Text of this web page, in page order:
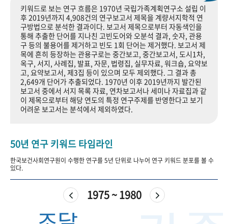
기록물 아카이브
사진 아카이브 문서 기록물 행정박물 영상 기록물
+1주년 기념
성과 50선 숫자로 보는 50년 50+1주년 광장
세계와 함께 한 KIHASA
VR 역사관
키워드로 보는 연구 흐름은 1970년 국립가족계획연구소 설립 이
후 2019년까지 4,908건의 연구보고서 제목을 계량서지학적 연
구방법으로 분석한 결과이다. 보고서 제목으로부터 자동색인을
통해 추출한 단어를 지나친 고빈도어와 오분석 결과, 숫자, 관용
구 등의 불용어를 제거하고 빈도 1회 단어는 제거했다. 보고서 제
목에 흔히 등장하는 관용구로는 중간보고, 중간보고서, 도시1차,
옥구, 서지, 사례집, 발표, 자문, 법령집, 실무자료, 워크숍, 요약보
고, 요약보고서, 제3집 등이 있으며 모두 제외했다. 그 결과 총
2,649개 단어가 추출되었다. 1970년 이후 2019년까지 발간된
보고서 중에서 서지 목록 자료, 연차보고서나 세미나 자료집과 같
이 제목으로부터 해당 연도의 특정 연구주제를 반영한다고 보기
어려운 보고서는 분석에서 제외하였다.
50년 연구 키워드 타임라인
한국보건사회연구원이 수행한 연구를 5년 단위로 나누어 연구 키워드 분포를 볼 수
있다.
1975 ~ 1980